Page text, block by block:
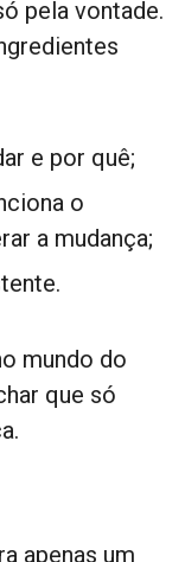
pela vontade.
e por quê;
o
a mudança;
mundo do
que só
apenas um